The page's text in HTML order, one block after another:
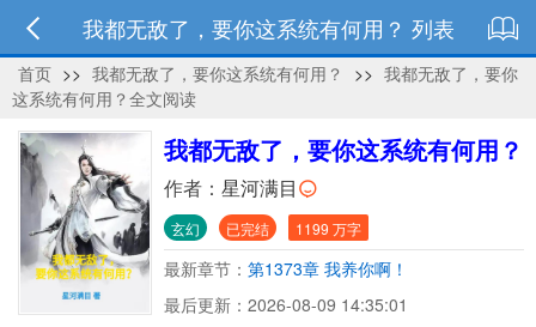
我都无敌了，要你这系统有何用？ 列表
首页 >> 我都无敌了，要你这系统有何用？ >> 我都无敌了，要你
这系统有何用？全文阅读
我都无敌了，要你这系统有何用？
作者： 星河满目
玄幻 已完结 1199 万字
最新章节： 第1373章 我养你啊！
最后更新：2026-08-09 14:35:01